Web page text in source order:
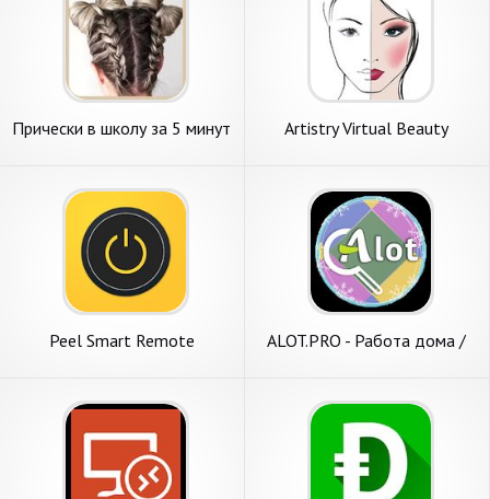
Прически в школу за 5 минут Artistry Virtual Beauty
Peel Smart Remote
ALOT.PRO - Работа дома /